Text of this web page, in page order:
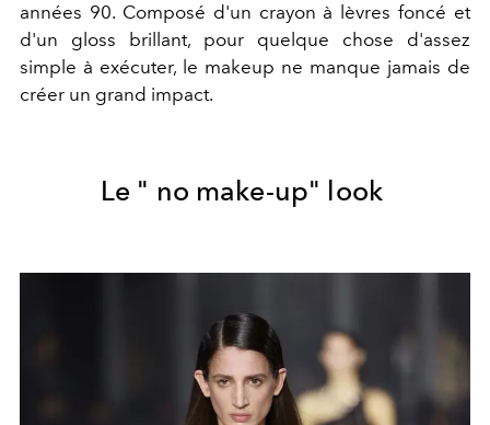
années 90. Composé d'un crayon à lèvres foncé et
d'un gloss brillant, pour quelque chose d'assez
simple à exécuter, le makeup ne manque jamais de
créer un grand impact.
Le " no make-up" look